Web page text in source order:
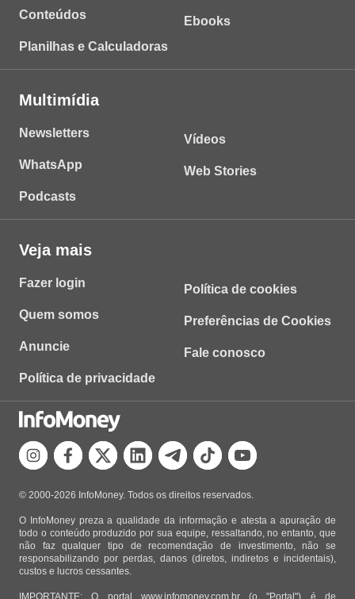
Conteúdos
Planilhas e Calculadoras
Ebooks
Multimídia
Newsletters
WhatsApp
Podcasts
Vídeos
Web Stories
Veja mais
Fazer login
Quem somos
Anuncie
Política de privacidade
Política de cookies
Preferências de Cookies
Fale conosco
© 2000-2026 InfoMoney. Todos os direitos reservados.
O InfoMoney preza a qualidade da informação e atesta a apuração de
todo o conteúdo produzido por sua equipe, ressaltando, no entanto, que
não faz qualquer tipo de recomendação de investimento, não se
responsabilizando por perdas, danos (diretos, indiretos e incidentais),
custos e lucros cessantes.
IMPORTANTE: O portal www.infomoney.com.br (o "Portal") é de